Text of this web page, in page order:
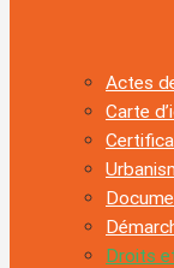
Actes
Carte
Droits